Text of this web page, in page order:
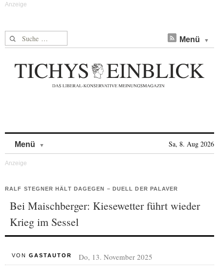
Suche nach: Menü
Menü Sa, 8. Aug 2026
RALF STEGNER HÄLT DAGEGEN – DUELL DER PALAVER
Bei Maischberger: Kiesewetter führt wieder
Krieg im Sessel
VON GASTAUTOR Do, 13. November 2025